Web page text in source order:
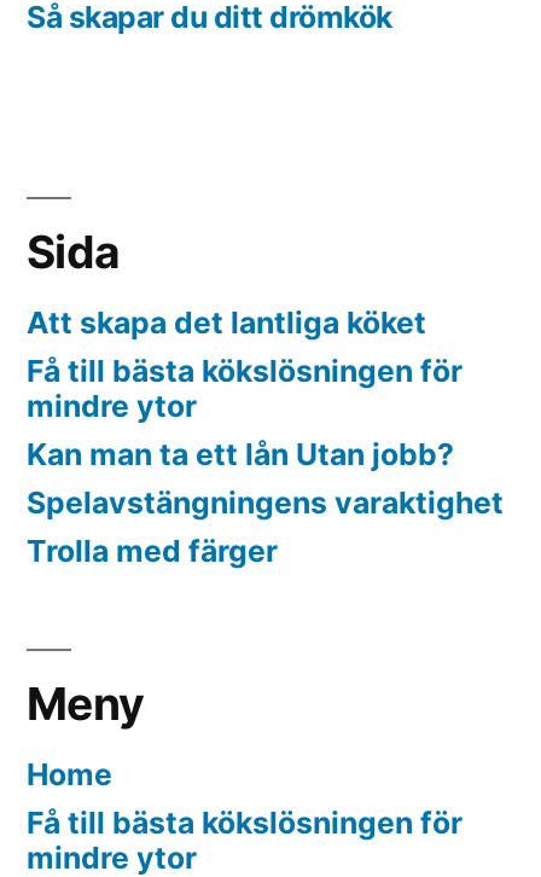
post:
Så skapar du ditt drömkök
Sida
Att skapa det lantliga köket
Få till bästa kökslösningen för
mindre ytor
Kan man ta ett lån Utan jobb?
Spelavstängningens varaktighet
Trolla med färger
Meny
Home
Få till bästa kökslösningen för
mindre ytor